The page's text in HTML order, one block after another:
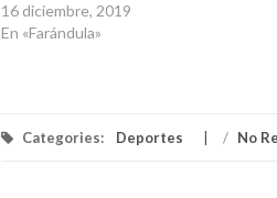
16 diciembre, 2019
En «Farándula»
Categories: Deportes / No